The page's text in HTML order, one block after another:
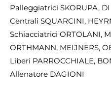
Palleggiatrici SKORUPA,
Centrali SQUARCINI,
Schiacciatrici ORTOLANI,
ORTHMANN, MEIJNERS,
Liberi PARROCCHIALE,
Allenatore DAGIONI